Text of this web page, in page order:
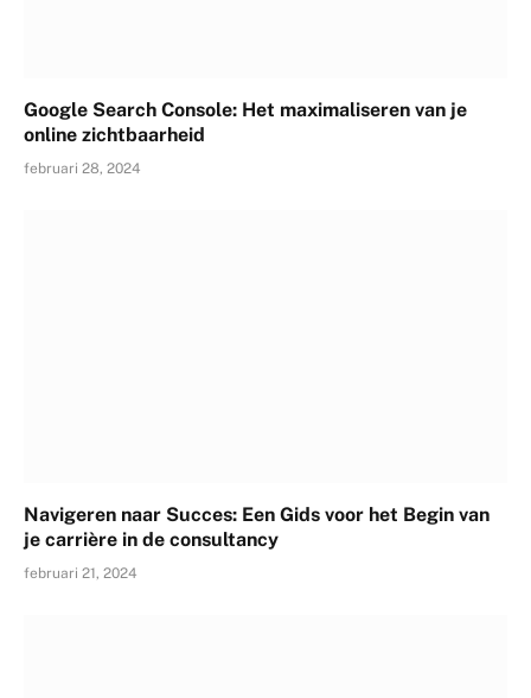
Google Search Console: Het maximaliseren van je
online zichtbaarheid
februari 28, 2024
Navigeren naar Succes: Een Gids voor het Begin van
je carrière in de consultancy
februari 21, 2024